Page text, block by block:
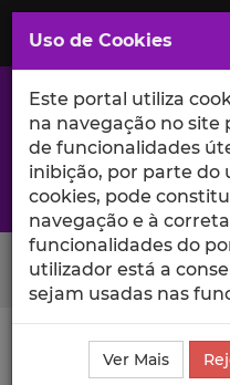
Saltar
para
Conteúdo
Principal
A excelência da
Search Button
Ciência_Iscte Autores
Currículo
Uso de Cookies
Este portal utiliza
na navegação no
de funcionalidades
inibição, por parte do
cookies, pode
navegação e à
funcionalidades do
utilizador está a
sejam usadas nas
Ver Mais